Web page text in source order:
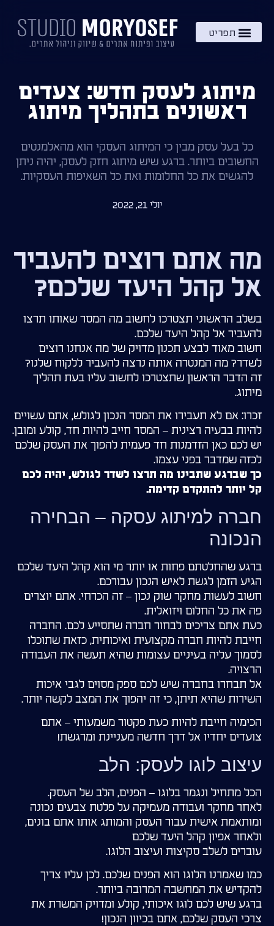
מיתוג לעסק חדש: צעדים
ראשונים בתהליך מיתוג
כל בעל עסק מבין כי המיתוג העסקי הוא מהאלמנטים
החשובים ביותר. ברגע שיש מיתוג חזק לעסק, יהיה ניתן
להגשים את כל החלומות ואת כל השאיפות העסקיות.
יולי 21, 2022
מה אתם רוצים להעביר
אל קהל היעד שלכם?
בשלב הראשוני תצטרכו לחשוב מה המסר שאותו תרצו
להעביר אל קהל היעד שלכם.
חשוב מאוד לבצע תכנון מדויק של מה אנחנו רוצים
לשדר? מה המנטרה אותה נרצה להעביר ללקוח שלנו?
זה הדבר הראשון שתצטרכו לחשוב עליו בעת תהליך
מיתוג.
זכרו: אם לא תעבירו את המסר הנכון לגולש, אתם עשויים
להיות בבעיה רצינית – המסר חייב להיות חד, קולע ומובן.
יש לכם כאן הזדמנות חד פעמית להפוך את העסק שלכם
לכזה שמדבר בפני עצמו.
כך שברגע שתבינו מה תרצו לשדר לגולש, יהיה לכם
קל יותר להתקדם קדימה.
חברה למיתוג עסקה – הבחירה
הנכונה
ברגע שהחלטתם פחות או יותר מי הוא קהל היעד שלכם
הגיע הזמן לגשת לאיש הנכון עבורכם.
חשוב לעשות מחקר שוק נכון – זה הכרחי. אתם יוצרים
פה את כל החלום ויזואלית.
כעת אתם צריכים לבחור חברה שתסייע לכם. החברה
חייבת להיות חברה מקצועית ואיכותית, כזאת שתוכלו
לסמוך עליה בעיניים עצומות שהיא תעשה את העבודה
הרצויה.
אל תבחרו בחברה שיש לכם ספק מסוים לגבי איכות
השירות שהיא תיתן, כי זה יהפוך את המצב לקשה יותר.
הכימיה חייבת להיות כעת פקטור משמעותי – אתם
צועדים יחדיו אל דרך חדשה מעניינת ומרגשת!
עיצוב לוגו לעסק: הלב
הכל מתחיל ונגמר בלוגו – הפנים, הלב של העסק.
לאחר מחקר ועבודה מעמיקה על פלטת צבעים נכונה
ומותאמת אישית עבור העסק והמותג אותו אתם בונים,
ולאחר אפיון קהל היעד שלכם
עוברים לשלב סקיצות ועיצוב הלוגו.
כמו שאמרנו הלוגו הוא הפנים שלכם. לכן עליו צריך
להקדיש את המחשבה המרובה ביותר.
ברגע שיש לכם לוגו איכותי, קולע ומדויק המשרת את
צרכי העסק שלכם, אתם בכיוון הנכון!